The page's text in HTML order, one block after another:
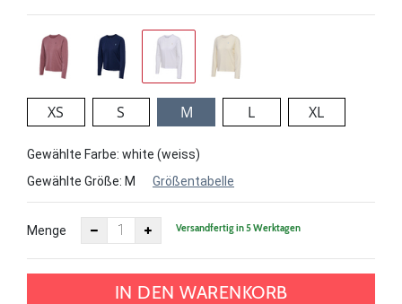
XS S M L XL
Gewählte Farbe: white (weiss)
Gewählte Größe: M Größentabelle
Menge Versandfertig in 5 Werktagen
IN DEN WARENKORB